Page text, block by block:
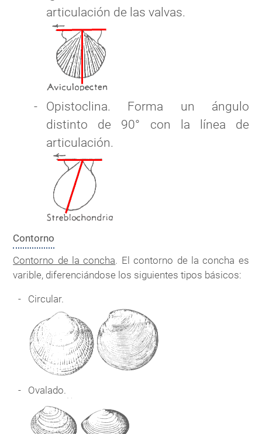
articulación de las valvas.
Opistoclina. Forma un ángulo
distinto de 90° con la línea de
articulación.
Contorno
Contorno de la concha. El contorno de la concha es
varible, diferenciándose los siguientes tipos básicos:
Circular.
Ovalado.